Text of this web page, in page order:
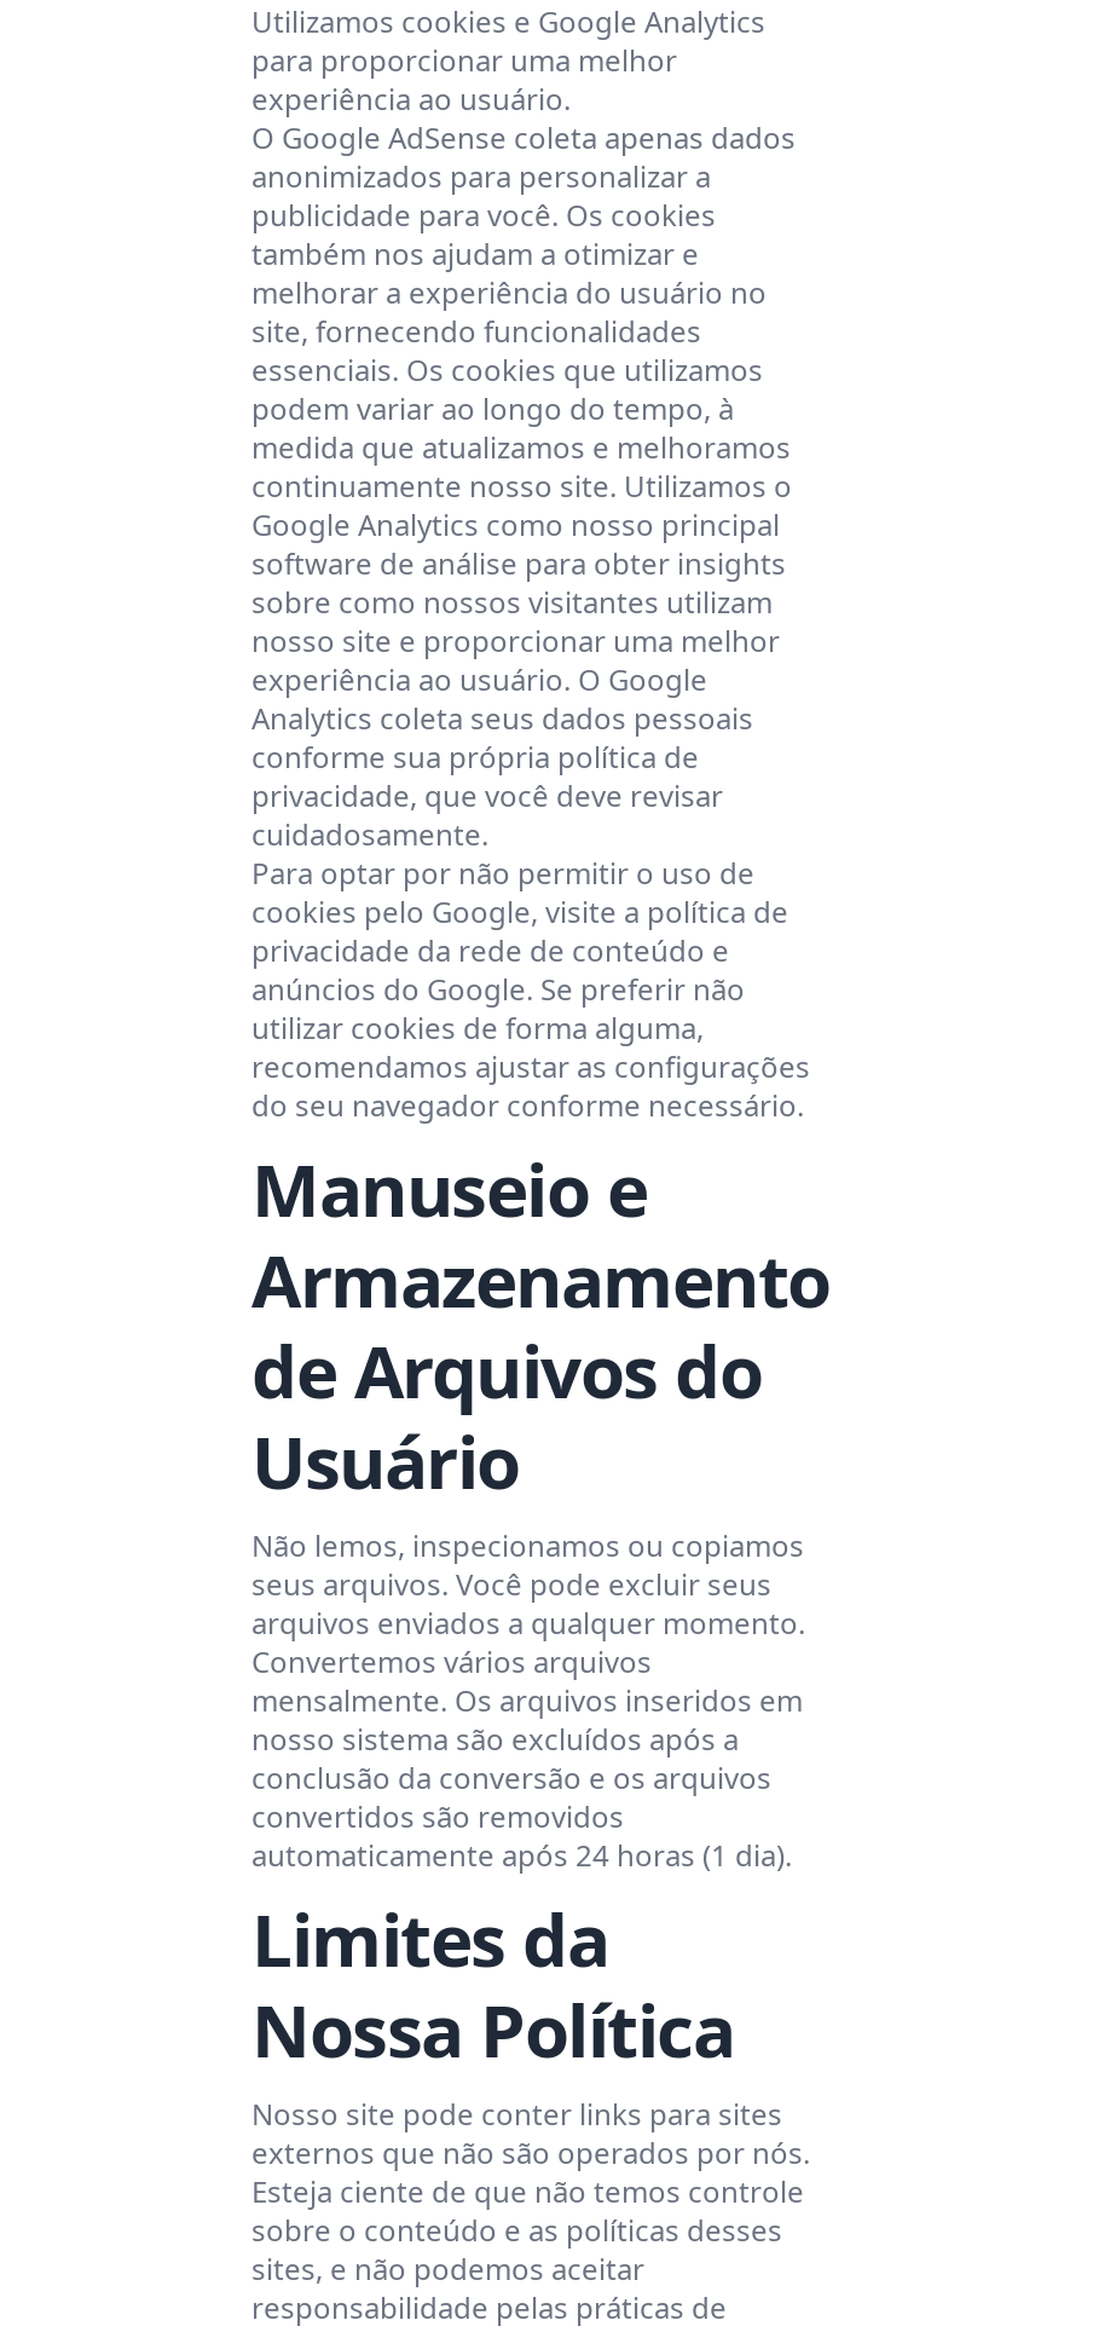
Utilizamos cookies e Google Analytics
para proporcionar uma melhor
experiência ao usuário.
O Google AdSense coleta apenas dados
anonimizados para personalizar a
publicidade para você. Os cookies
também nos ajudam a otimizar e
melhorar a experiência do usuário no
site, fornecendo funcionalidades
essenciais. Os cookies que utilizamos
podem variar ao longo do tempo, à
medida que atualizamos e melhoramos
continuamente nosso site. Utilizamos o
Google Analytics como nosso principal
software de análise para obter insights
sobre como nossos visitantes utilizam
nosso site e proporcionar uma melhor
experiência ao usuário. O Google
Analytics coleta seus dados pessoais
conforme sua própria política de
privacidade, que você deve revisar
cuidadosamente.
Para optar por não permitir o uso de
cookies pelo Google, visite a política de
privacidade da rede de conteúdo e
anúncios do Google. Se preferir não
utilizar cookies de forma alguma,
recomendamos ajustar as configurações
do seu navegador conforme necessário.
Manuseio e
Armazenamento
de Arquivos do
Usuário
Não lemos, inspecionamos ou copiamos
seus arquivos. Você pode excluir seus
arquivos enviados a qualquer momento.
Convertemos vários arquivos
mensalmente. Os arquivos inseridos em
nosso sistema são excluídos após a
conclusão da conversão e os arquivos
convertidos são removidos
automaticamente após 24 horas (1 dia).
Limites da
Nossa Política
Nosso site pode conter links para sites
externos que não são operados por nós.
Esteja ciente de que não temos controle
sobre o conteúdo e as políticas desses
sites, e não podemos aceitar
responsabilidade pelas práticas de